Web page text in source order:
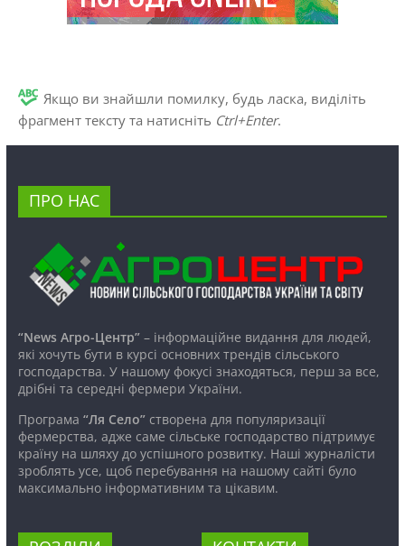
Якщо ви знайшли помилку, будь ласка, виділіть
фрагмент тексту та натисніть Ctrl+Enter.
ПРО НАС
“News Агро-Центр”– інформаційне видання для людей,
які хочуть бути в курсі основних трендів сільського
господарства. У нашому фокусі знаходяться, перш за все,
дрібні та середні фермери України.
Програма “Ля Село”створена для популяризації
фермерства, адже саме сільське господарство підтримує
країну на шляху до успішного розвитку. Наші журналісти
зроблять усе, щоб перебування на нашому сайті було
максимально інформативним та цікавим.